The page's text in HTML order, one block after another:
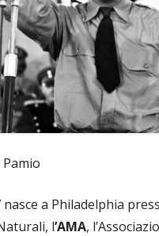
a Philadelphia
l’AMA,